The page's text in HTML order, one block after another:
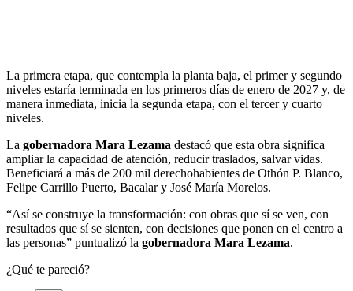
La primera etapa, que contempla la planta baja, el primer y segundo
niveles estaría terminada en los primeros días de enero de 2027 y, de
manera inmediata, inicia la segunda etapa, con el tercer y cuarto
niveles.
La gobernadora Mara Lezama destacó que esta obra significa
ampliar la capacidad de atención, reducir traslados, salvar vidas.
Beneficiará a más de 200 mil derechohabientes de Othón P. Blanco,
Felipe Carrillo Puerto, Bacalar y José María Morelos.
“Así se construye la transformación: con obras que sí se ven, con
resultados que sí se sienten, con decisiones que ponen en el centro a
las personas” puntualizó la gobernadora Mara Lezama.
¿Qué te pareció?